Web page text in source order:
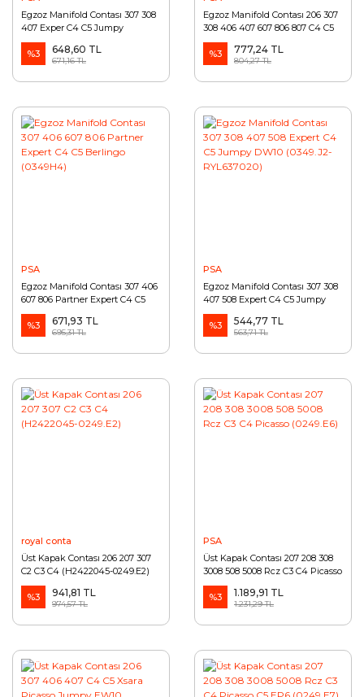
Egzoz Manifold Contası 307 308
407 Exper C4 C5 Jumpy
(0349L4)
%3
648,60 TL
671,16 TL
Egzoz Manifold Contası 206 307
308 406 407 607 806 807 C4 C5
Xsara (0349H8)
%3
777,24 TL
804,27 TL
PSA
Egzoz Manifold Contası 307 406
607 806 Partner Expert C4 C5
Berlingo (0349H4)
%3
671,93 TL
695,31 TL
PSA
Egzoz Manifold Contası 307 308
407 508 Expert C4 C5 Jumpy
DW10 (0349.J2-RYL637020)
%3
544,77 TL
563,71 TL
royal conta
Üst Kapak Contası 206 207 307
C2 C3 C4 (H2422045-0249.E2)
%3 941,81 TL
974,57 TL
PSA
Üst Kapak Contası 207 208 308
3008 508 5008 Rcz C3 C4 Picasso
(0249.E6)
%3
1.189,91 TL
1.231,29 TL